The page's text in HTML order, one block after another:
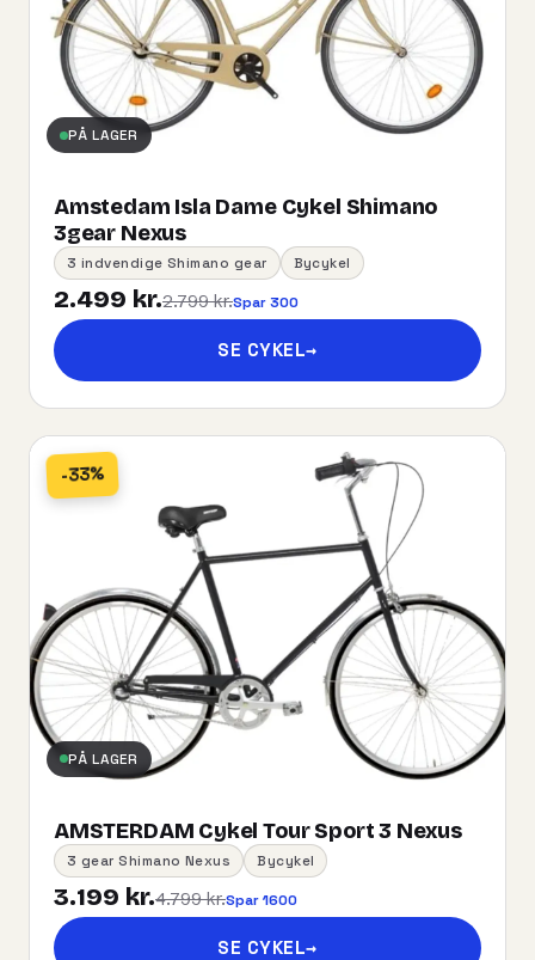
PÅ LAGER
Amstedam Isla Dame Cykel Shimano
3gear Nexus
3 indvendige Shimano gear Bycykel
2.499 kr.2.799 kr.Spar 300
SE CYKEL→
-33%
PÅ LAGER
AMSTERDAM Cykel Tour Sport 3 Nexus
3 gear Shimano Nexus Bycykel
3.199 kr.4.799 kr.Spar 1600
SE CYKEL→